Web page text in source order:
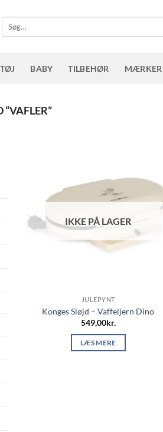
Søg
efter:
TØJ BABY TILBEHØR MÆRKER
“VAFLER”
IKKE PÅ LAGER
JULEPYNT
Konges Sløjd – Vaffeljern Dino
549,00kr.
LÆS MERE